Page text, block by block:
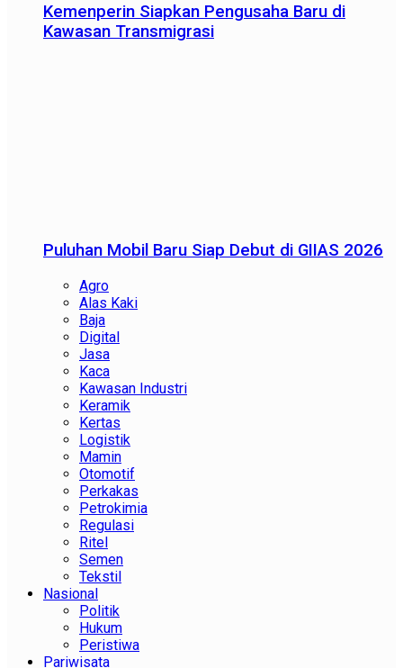
Kemenperin Siapkan Pengusaha Baru di
Kawasan Transmigrasi
Puluhan Mobil Baru Siap Debut di GIIAS 2026
Agro
Alas Kaki
Baja
Digital
Jasa
Kaca
Kawasan Industri
Keramik
Kertas
Logistik
Mamin
Otomotif
Perkakas
Petrokimia
Regulasi
Ritel
Semen
Tekstil
Nasional
Politik
Hukum
Peristiwa
Pariwisata